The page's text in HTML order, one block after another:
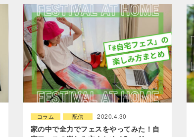
コラム 配信 2020.4.30
家の中で全力でフェスをやってみた！自